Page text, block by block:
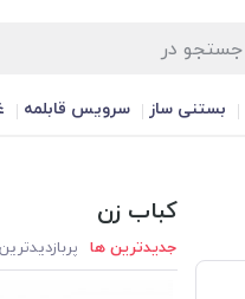
بستنی ساز سرویس قابلمه
کباب ‌زن
جدیدترین ها